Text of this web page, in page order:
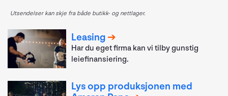
Utsendelser kan skje fra både butikk- og nettlager.
Leasing
Har du eget firma kan vi tilby gunstig
leiefinansiering.
Lys opp produksjonen med